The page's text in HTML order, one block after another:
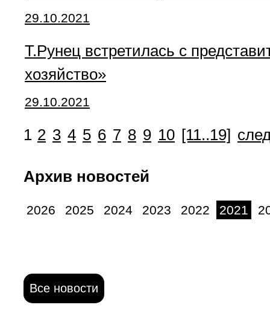
29.10.2021
Т.Рунец встретилась с
хозяйство»
29.10.2021
1 2 3 4 5 6 7 8 9 10 [11..19]
Архив новостей
2026 2025 2024 2023 2022 2021
Все новости